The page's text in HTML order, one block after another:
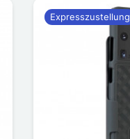
Expresszustellung